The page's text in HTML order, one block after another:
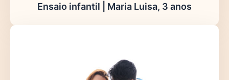
Ensaio infantil | Maria Luisa, 3 anos